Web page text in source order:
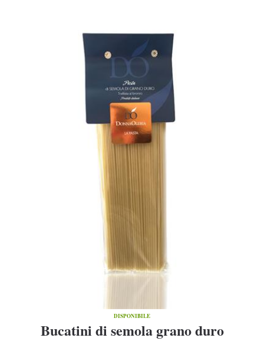
DISPONIBILE
Bucatini di semola grano duro